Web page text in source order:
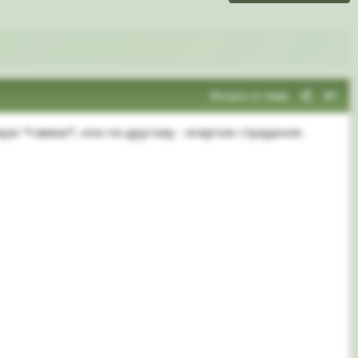
Искать в теме #1
*гаввах*, или по-другому - энергию страдания.